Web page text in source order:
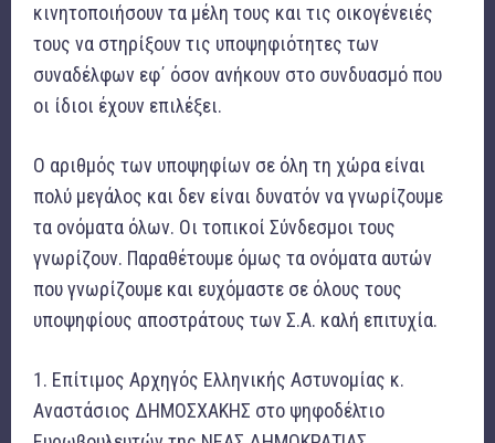
κινητοποιήσουν τα μέλη τους και τις οικογένειές
τους να στηρίξουν τις υποψηφιότητες των
συναδέλφων εφ΄ όσον ανήκουν στο συνδυασμό που
οι ίδιοι έχουν επιλέξει.
Ο αριθμός των υποψηφίων σε όλη τη χώρα είναι
πολύ μεγάλος και δεν είναι δυνατόν να γνωρίζουμε
τα ονόματα όλων. Οι τοπικοί Σύνδεσμοι τους
γνωρίζουν. Παραθέτουμε όμως τα ονόματα αυτών
που γνωρίζουμε και ευχόμαστε σε όλους τους
υποψηφίους αποστράτους των Σ.Α. καλή επιτυχία.
1. Επίτιμος Αρχηγός Ελληνικής Αστυνομίας κ.
Αναστάσιος ΔΗΜΟΣΧΑΚΗΣ στο ψηφοδέλτιο